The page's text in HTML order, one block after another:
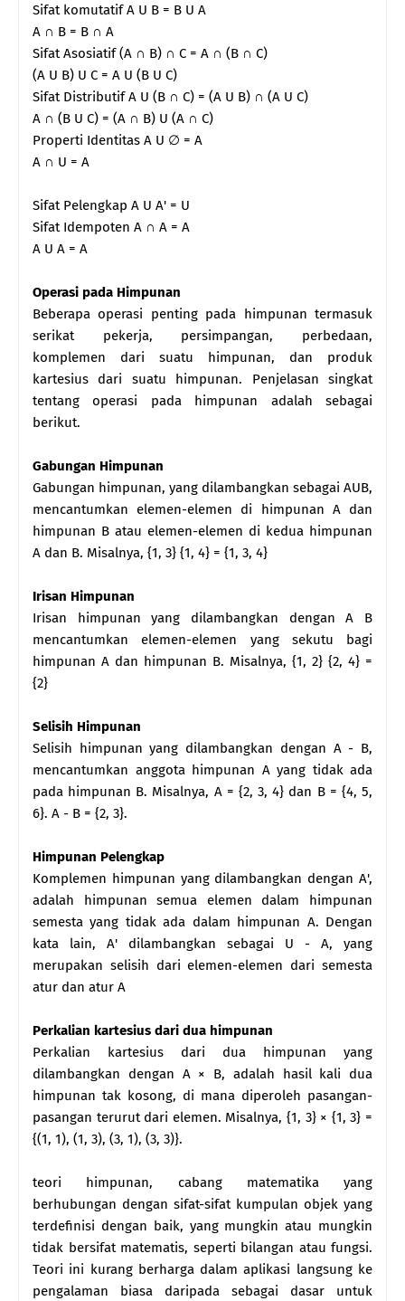
Sifat komutatif A U B = B U A
A ∩ B = B ∩ A
Sifat Asosiatif (A ∩ B) ∩ C = A ∩ (B ∩ C)
(A U B) U C = A U (B U C)
Sifat Distributif A U (B ∩ C) = (A U B) ∩ (A U C)
A ∩ (B U C) = (A ∩ B) U (A ∩ C)
Properti Identitas A U ∅ = A
A ∩ U = A
Sifat Pelengkap A U A' = U
Sifat Idempoten A ∩ A = A
A U A = A
Operasi pada Himpunan
Beberapa operasi penting pada himpunan termasuk
serikat pekerja, persimpangan, perbedaan,
komplemen dari suatu himpunan, dan produk
kartesius dari suatu himpunan. Penjelasan singkat
tentang operasi pada himpunan adalah sebagai
berikut.
Gabungan Himpunan
Gabungan himpunan, yang dilambangkan sebagai AUB,
mencantumkan elemen-elemen di himpunan A dan
himpunan B atau elemen-elemen di kedua himpunan
A dan B. Misalnya, {1, 3} {1, 4} = {1, 3, 4}
Irisan Himpunan
Irisan himpunan yang dilambangkan dengan A B
mencantumkan elemen-elemen yang sekutu bagi
himpunan A dan himpunan B. Misalnya, {1, 2} {2, 4} =
{2}
Selisih Himpunan
Selisih himpunan yang dilambangkan dengan A - B,
mencantumkan anggota himpunan A yang tidak ada
pada himpunan B. Misalnya, A = {2, 3, 4} dan B = {4, 5,
6}. A - B = {2, 3}.
Himpunan Pelengkap
Komplemen himpunan yang dilambangkan dengan A',
adalah himpunan semua elemen dalam himpunan
semesta yang tidak ada dalam himpunan A. Dengan
kata lain, A' dilambangkan sebagai U - A, yang
merupakan selisih dari elemen-elemen dari semesta
atur dan atur A
Perkalian kartesius dari dua himpunan
Perkalian kartesius dari dua himpunan yang
dilambangkan dengan A × B, adalah hasil kali dua
himpunan tak kosong, di mana diperoleh pasangan-
pasangan terurut dari elemen. Misalnya, {1, 3} × {1, 3} =
{(1, 1), (1, 3), (3, 1), (3, 3)}.
teori himpunan, cabang matematika yang
berhubungan dengan sifat-sifat kumpulan objek yang
terdefinisi dengan baik, yang mungkin atau mungkin
tidak bersifat matematis, seperti bilangan atau fungsi.
Teori ini kurang berharga dalam aplikasi langsung ke
pengalaman biasa daripada sebagai dasar untuk